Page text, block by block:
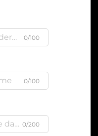
0/100
0/100
0/200